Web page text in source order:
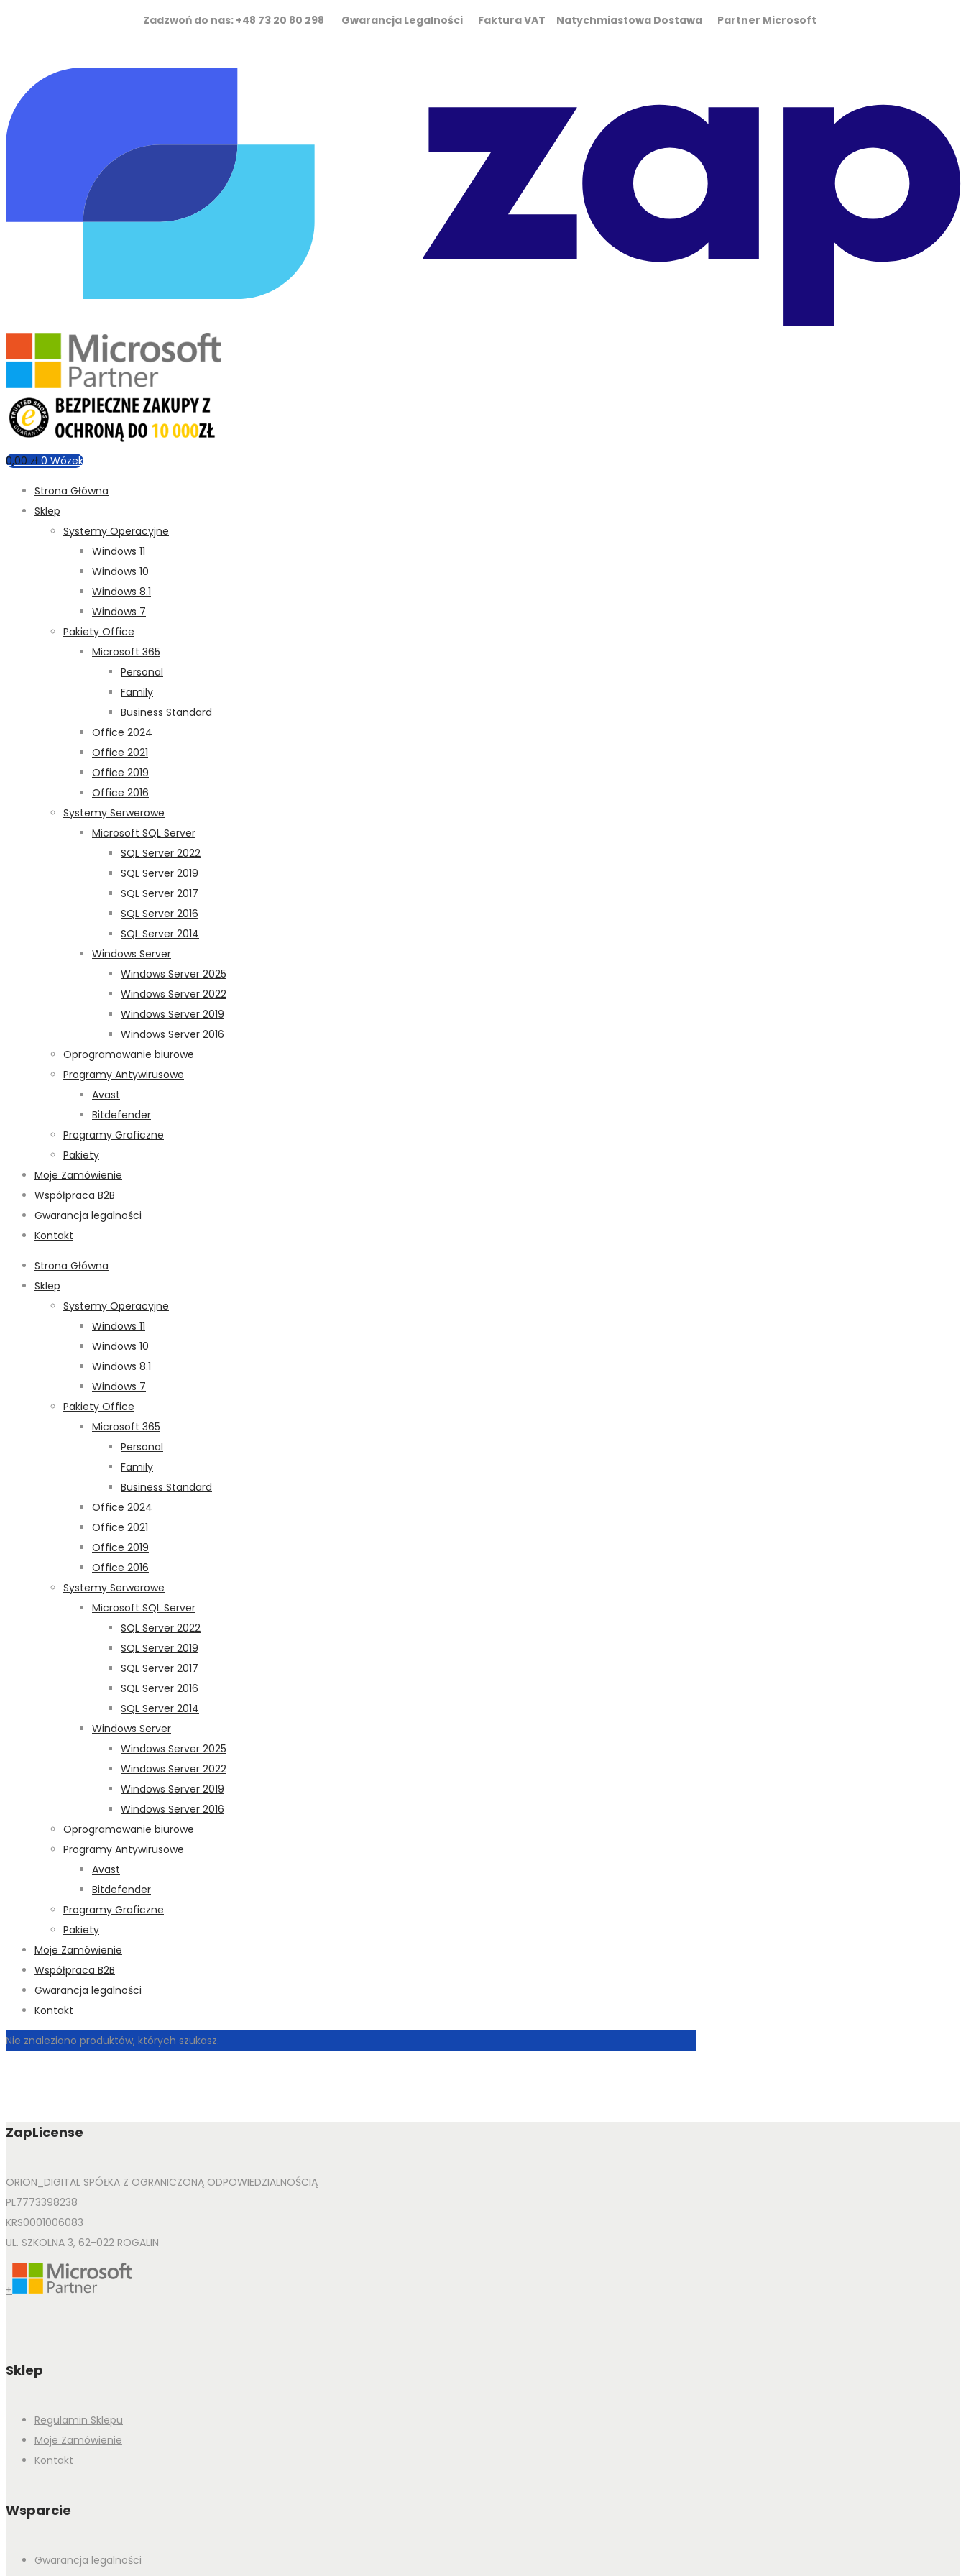
Zadzwoń do nas: +48 73 20 80 298 Gwarancja Legalności Faktura VAT Natychmiastowa Dostawa Partner Microsoft
0,00 zł 0 Wózek
Strona Główna
Sklep
Systemy Operacyjne
Windows 11
Windows 10
Windows 8.1
Windows 7
Pakiety Office
Microsoft 365
Personal
Family
Business Standard
Office 2024
Office 2021
Office 2019
Office 2016
Systemy Serwerowe
Microsoft SQL Server
SQL Server 2022
SQL Server 2019
SQL Server 2017
SQL Server 2016
SQL Server 2014
Windows Server
Windows Server 2025
Windows Server 2022
Windows Server 2019
Windows Server 2016
Oprogramowanie biurowe
Programy Antywirusowe
Avast
Bitdefender
Programy Graficzne
Pakiety
Moje Zamówienie
Współpraca B2B
Gwarancja legalności
Kontakt
Strona Główna
Sklep
Systemy Operacyjne
Windows 11
Windows 10
Windows 8.1
Windows 7
Pakiety Office
Microsoft 365
Personal
Family
Business Standard
Office 2024
Office 2021
Office 2019
Office 2016
Systemy Serwerowe
Microsoft SQL Server
SQL Server 2022
SQL Server 2019
SQL Server 2017
SQL Server 2016
SQL Server 2014
Windows Server
Windows Server 2025
Windows Server 2022
Windows Server 2019
Windows Server 2016
Oprogramowanie biurowe
Programy Antywirusowe
Avast
Bitdefender
Programy Graficzne
Pakiety
Moje Zamówienie
Współpraca B2B
Gwarancja legalności
Kontakt
Nie znaleziono produktów, których szukasz.
ZapLicense
ORION_DIGITAL SPÓŁKA Z OGRANICZONĄ ODPOWIEDZIALNOŚCIĄ
PL7773398238
KRS0001006083
UL. SZKOLNA 3, 62-022 ROGALIN
+
Sklep
Regulamin Sklepu
Moje Zamówienie
Kontakt
Wsparcie
Gwarancja legalności